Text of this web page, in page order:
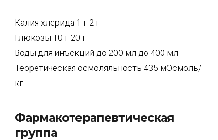
Калия хлорида 1 г 2 г
Глюкозы 10 г 20 г
Воды для инъекций до 200 мл до 400 мл
Теоретическая осмоляльность 435 мОсмоль/
кг.
Фармакотерапевтическая
группа